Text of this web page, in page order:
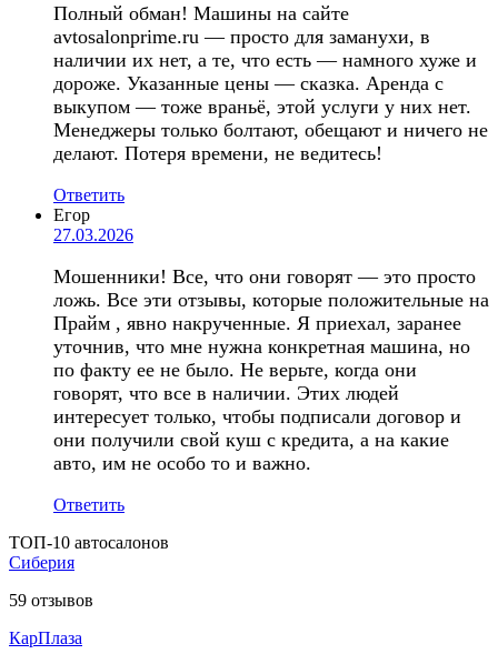
Полный обман! Машины на сайте
avtosalonprime.ru — просто для заманухи, в
наличии их нет, а те, что есть — намного хуже и
дороже. Указанные цены — сказка. Аренда с
выкупом — тоже враньё, этой услуги у них нет.
Менеджеры только болтают, обещают и ничего не
делают. Потеря времени, не ведитесь!
Ответить
Егор
27.03.2026
Мошенники! Все, что они говорят — это просто
ложь. Все эти отзывы, которые положительные на
Прайм , явно накрученные. Я приехал, заранее
уточнив, что мне нужна конкретная машина, но
по факту ее не было. Не верьте, когда они
говорят, что все в наличии. Этих людей
интересует только, чтобы подписали договор и
они получили свой куш с кредита, а на какие
авто, им не особо то и важно.
Ответить
ТОП-10 автосалонов
Сиберия
59 отзывов
КарПлаза